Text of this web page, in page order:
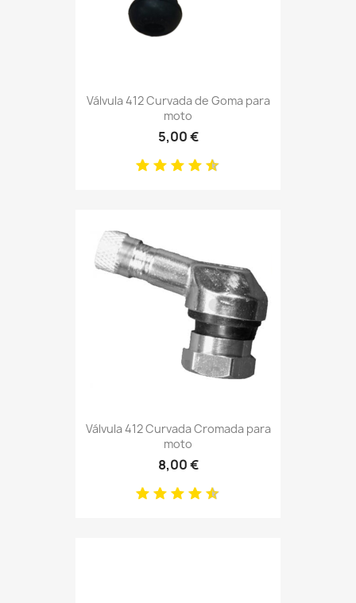
Válvula 412 Curvada de Goma para
moto
5,00 €
Válvula 412 Curvada Cromada para
moto
8,00 €